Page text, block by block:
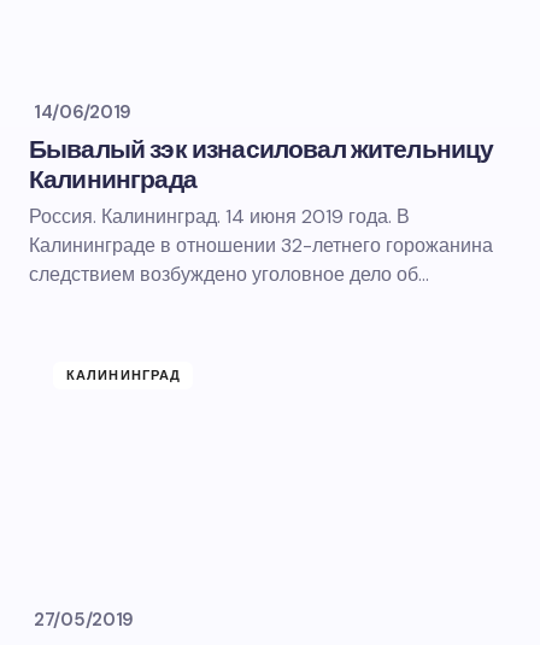
14/06/2019
Бывалый зэк изнасиловал жительницу
Калининграда
Россия. Калининград. 14 июня 2019 года. В
Калининграде в отношении 32-летнего горожанина
следствием возбуждено уголовное дело об…
КАЛИНИНГРАД
27/05/2019